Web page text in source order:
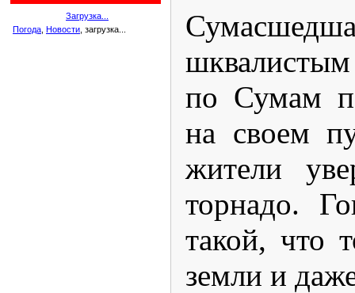
Загрузка...
Погода Новости , загрузка...
по Сумам
на своем
жители
торнадо.
такой, что
земли и